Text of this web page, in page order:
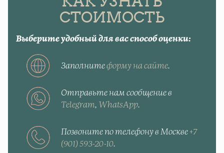
СТОИМОСТЬ
Выберите удобный для вас способ оценки:
Заполнитеформу на сайте.
Отправьте нам сообщение в
Telegram, WhatsApp.
Позвоните по телефону в Москве+7
(901) 593-20-10.